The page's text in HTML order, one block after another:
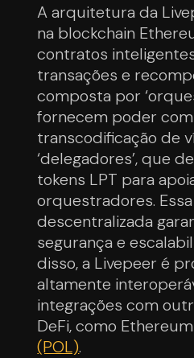
A arquitetura da
na blockchain
contratos
transações e
composta por
fornecem poder
transcodificação de
‘delegadores’, que
tokens LPT para
orquestradores.
descentralizada
segurança e
disso, a Livepeer é
altamente
integrações com
DeFi, como
(POL).